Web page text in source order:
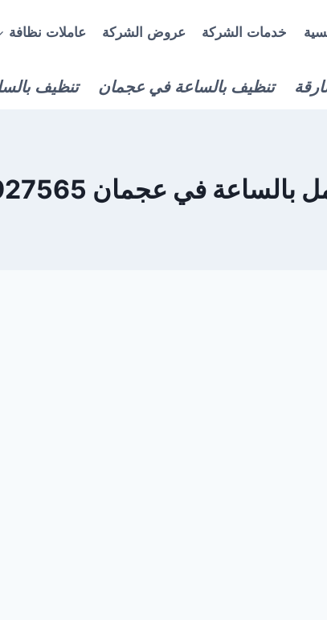
خدمات الشركة عروض الشركة عاملات نظافة
تنظيف بالساعة في عجمان تنظيف
في عجمان 0559927565